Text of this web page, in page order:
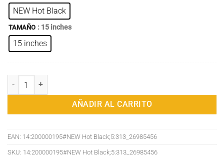
NEW Hot Black
TAMAÑO : 15 inches
15 inches
Mochila Antirrobo de Estilo Urbano: Elegante Durabilidad en Tela
AÑADIR AL CARRITO
EAN: 14:200000195#NEW Hot Black;5:313_26985456
SKU: 14:200000195#NEW Hot Black;5:313_26985456